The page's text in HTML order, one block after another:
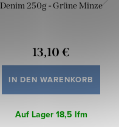
Denim 250g - Grüne Minze
13,10 €
IN DEN WARENKORB
Auf Lager 18,5 lfm